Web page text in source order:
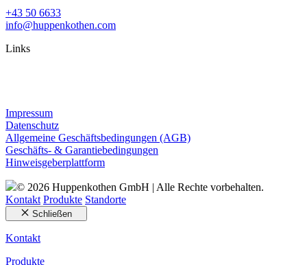
+43 50 6633
info@huppenkothen.com
Links
Impressum
Datenschutz
Allgemeine Geschäftsbedingungen (AGB)
Geschäfts- & Garantiebedingungen
Hinweisgeberplattform
© 2026 Huppenkothen GmbH | Alle Rechte vorbehalten.
Kontakt Produkte Standorte
Schließen
Kontakt
Produkte